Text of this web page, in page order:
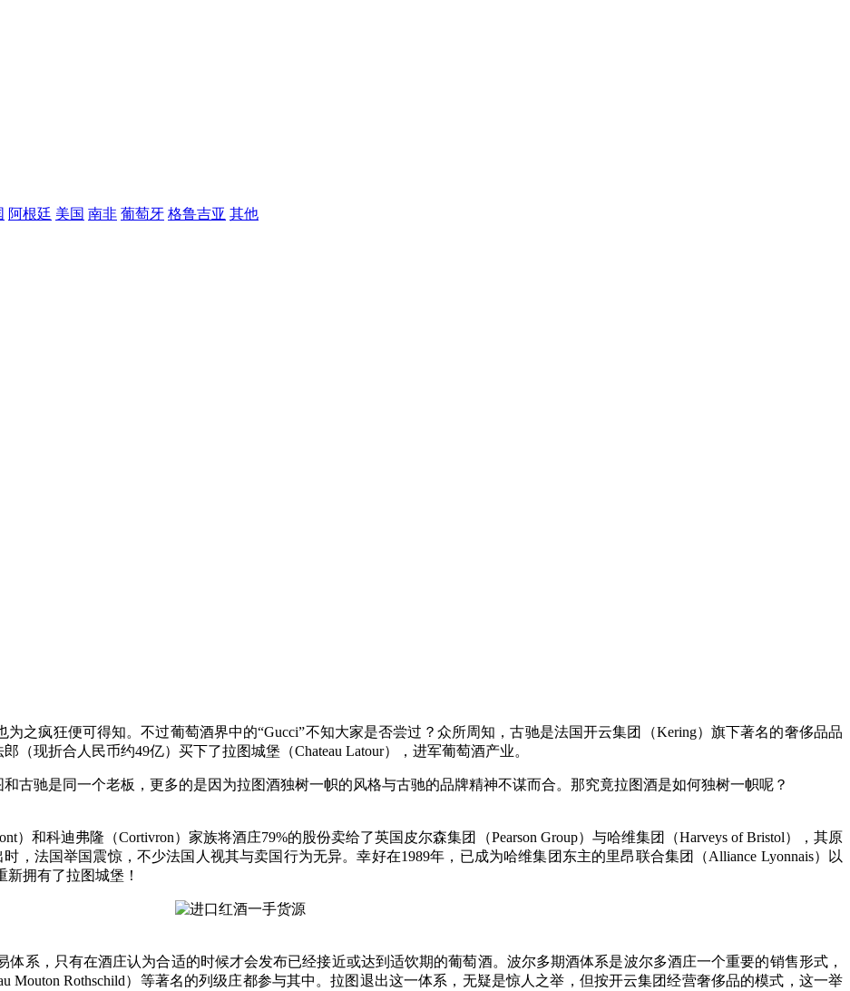
阿根廷 美国 南非 葡萄牙 格鲁吉亚 其他
之疯狂便可得知。不过葡萄酒界中的“Gucci”不知大家是否尝过？众所周知，古驰是法国开云集团（Kering）旗下著名的奢侈品品
（现折合人民币约49亿）买下了拉图城堡（Chateau Latour），进军葡萄酒产业。
古驰是同一个老板，更多的是因为拉图酒独树一帜的风格与古驰的品牌精神不谋而合。那究竟拉图酒是如何独树一帜呢？
）和科迪弗隆（Cortivron）家族将酒庄79%的股份卖给了英国皮尔森集团（Pearson Group）与哈维集团（Harveys of Bristol），其原
，法国举国震惊，不少法国人视其与卖国行为无异。幸好在1989年，已成为哈维集团东主的里昂联合集团（Alliance Lyonnais）以
拥有了拉图城堡！
体系，只有在酒庄认为合适的时候才会发布已经接近或达到适饮期的葡萄酒。波尔多期酒体系是波尔多酒庄一个重要的销售形式，
Mouton Rothschild）等著名的列级庄都参与其中。拉图退出这一体系，无疑是惊人之举，但按开云集团经营奢侈品的模式，这一举